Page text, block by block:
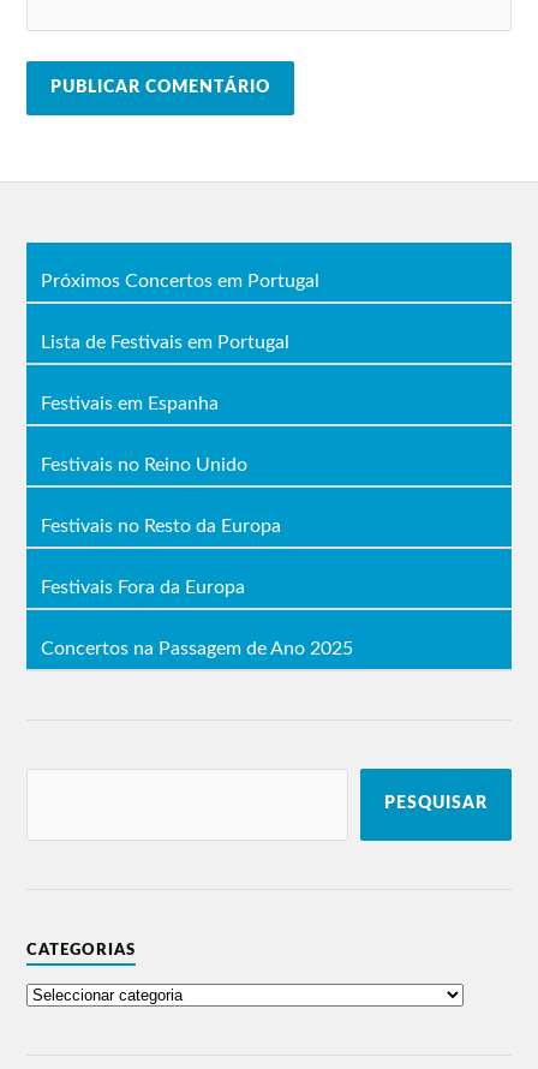
Próximos Concertos em Portugal
Lista de Festivais em Portugal
Festivais em Espanha
Festivais no Reino Unido
Festivais no Resto da Europa
Festivais Fora da Europa
Concertos na Passagem de Ano 2025
PESQUISAR
CATEGORIAS